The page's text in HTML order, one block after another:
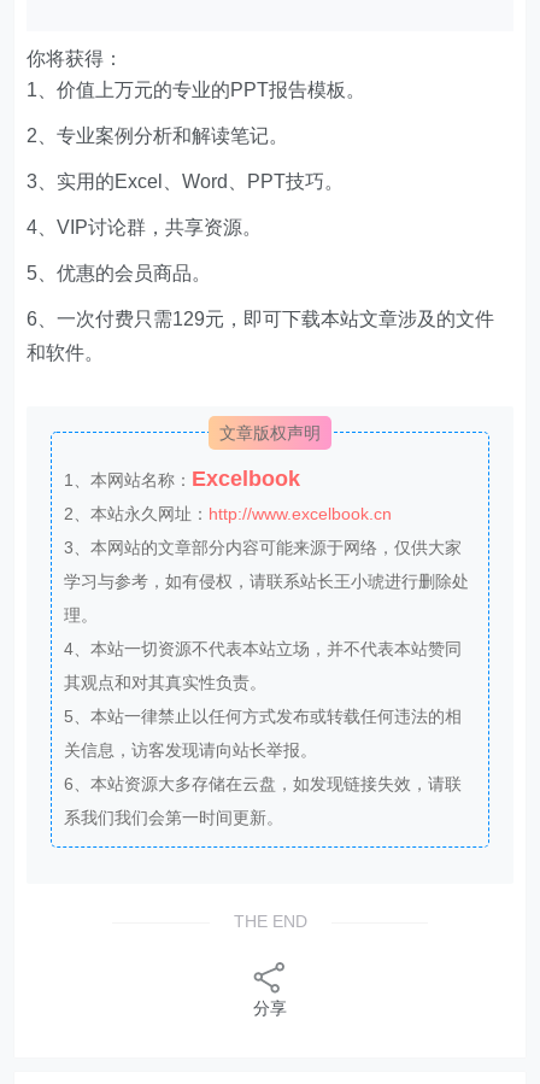
你将获得：
1、价值上万元的专业的PPT报告模板。
2、专业案例分析和解读笔记。
3、实用的Excel、Word、PPT技巧。
4、VIP讨论群，共享资源。
5、优惠的会员商品。
6、一次付费只需129元，即可下载本站文章涉及的文件
和软件。
文章版权声明
1、本网站名称： Excelbook
2、本站永久网址： http://www.excelbook.cn
3、本网站的文章部分内容可能来源于网络，仅供大家
学习与参考，如有侵权，请联系站长王小琥进行删除处
理。
4、本站一切资源不代表本站立场，并不代表本站赞同
其观点和对其真实性负责。
5、本站一律禁止以任何方式发布或转载任何违法的相
关信息，访客发现请向站长举报。
6、本站资源大多存储在云盘，如发现链接失效，请联
系我们我们会第一时间更新。
THE END
分享